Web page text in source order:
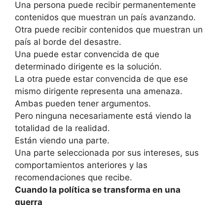
Una persona puede recibir permanentemente
contenidos que muestran un país avanzando.
Otra puede recibir contenidos que muestran un
país al borde del desastre.
Una puede estar convencida de que
determinado dirigente es la solución.
La otra puede estar convencida de que ese
mismo dirigente representa una amenaza.
Ambas pueden tener argumentos.
Pero ninguna necesariamente está viendo la
totalidad de la realidad.
Están viendo una parte.
Una parte seleccionada por sus intereses, sus
comportamientos anteriores y las
recomendaciones que recibe.
Cuando la política se transforma en una
guerra